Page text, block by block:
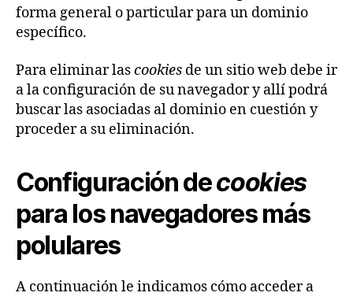
forma general o particular para un dominio
específico.
Para eliminar lascookies de un sitio web debe ir
a la configuración de su navegador y allí podrá
buscar las asociadas al dominio en cuestión y
proceder a su eliminación.
Configuración decookies
para los navegadores más
polulares
A continuación le indicamos cómo acceder a